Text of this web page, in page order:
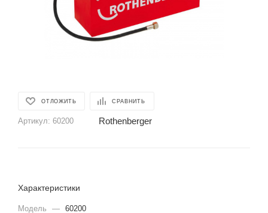
ОТЛОЖИТЬ СРАВНИТЬ
Артикул: 60200 Rothenberger
Характеристики
Модель — 60200